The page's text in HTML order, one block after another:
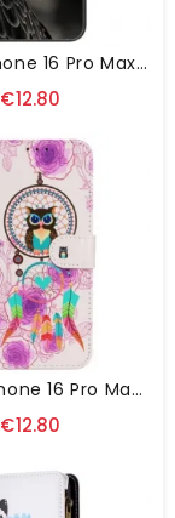
Coque IPhone 16 Pro Max Verre Trempé Aigle
€12.80
Housse IPhone 16 Pro Max Attrape-Rêves Hibou À Lanière
€12.80